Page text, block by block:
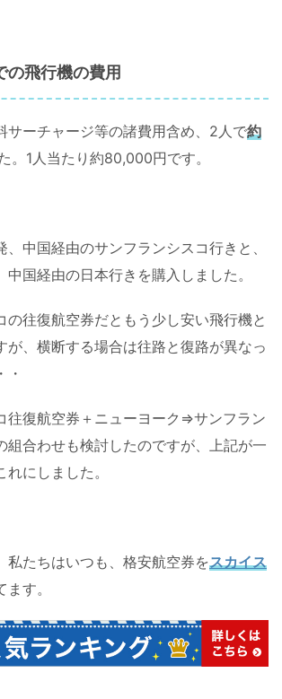
の飛行機の費用
サーチャージ等の諸費用含め、2人で約
。1人当たり約80,000円です。
中国経由のサンフランシスコ行きと、
中国経由の日本行きを購入しました。
の往復航空券だともう少し安い飛行機と
が、横断する場合は往路と復路が異なっ
・
往復航空券＋ニューヨーク⇒サンフラン
組合わせも検討したのですが、上記が一
にしました。
私たちはいつも、格安航空券をスカイス
す。